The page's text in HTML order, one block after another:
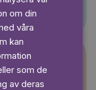
om din
våra
kan
som de
av deras